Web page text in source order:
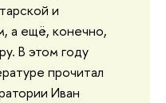
и
а ещё, конечно,
В этом году
прочитал
Иван